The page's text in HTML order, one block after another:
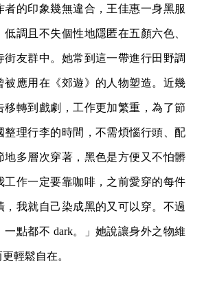
者的印象幾無違合，王佳惠一身黑服
調且不失個性地隱匿在五顏六色、
街友群中。她常到這一帶進行田野調
被應用在《郊遊》的人物塑造。近幾
移轉到戲劇，工作更加繁重，為了節
整理行李的時間，不需煩惱行頭、配
地多層次穿著，黑色是方便又不怕髒
工作一定要靠咖啡，之前愛穿的每件
，我就自己染成黑的又可以穿。不過
一點都不 dark。」她說讓身外之物維
輕鬆自在。